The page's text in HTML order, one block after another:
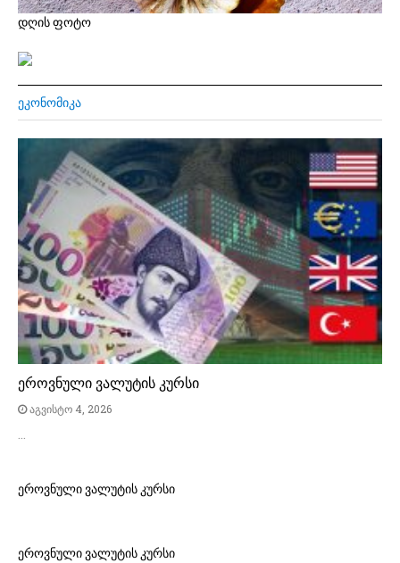
დღის ფოტო
ᲔᲙᲝᲜᲝᲛᲘᲙᲐ
ეროვნული ვალუტის კურსი
აგვისტო 4, 2026
…
ეროვნული ვალუტის კურსი
ეროვნული ვალუტის კურსი